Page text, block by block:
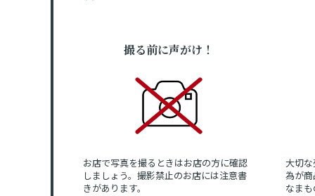
撮る前に声がけ！
お店で写真を撮るときはお店の方に確認
しましょう。撮影禁止のお店には注意書
きがあります。
大切
為が
なま